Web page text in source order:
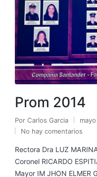
Prom 2014
Por Carlos Garcia
No hay comentarios
Rectora Dra LUZ
Coronel RICARDO
Mayor IM JHON ELMER